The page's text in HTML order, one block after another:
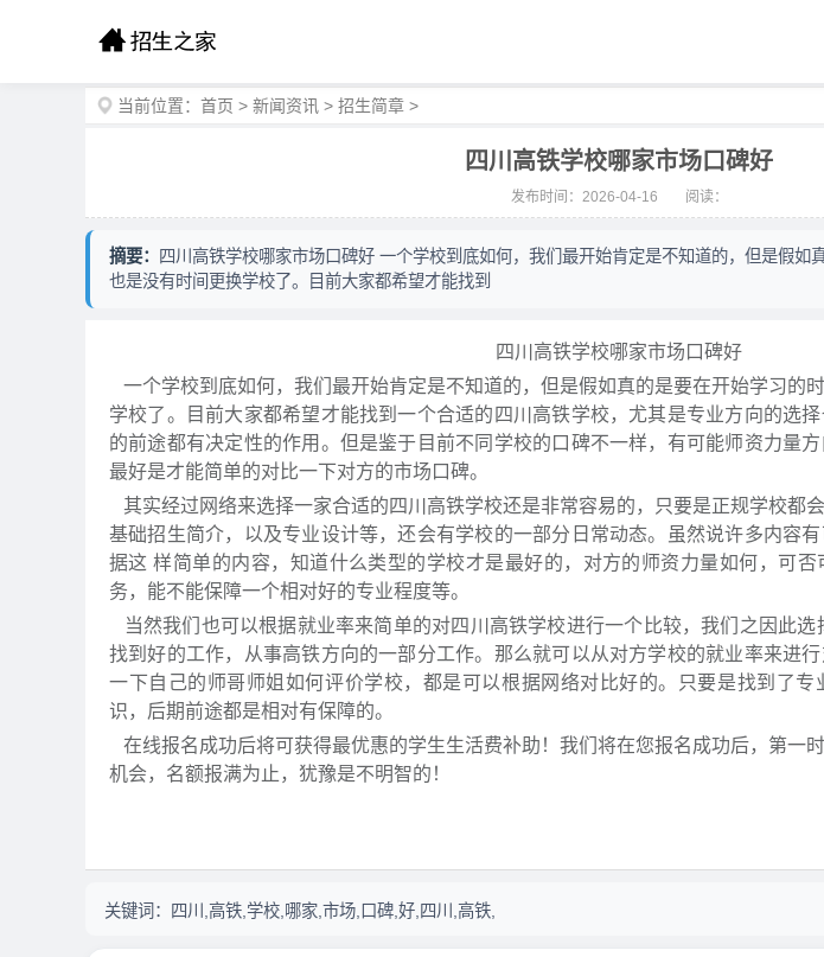
当前位置： 首页 > 新闻资讯 > 招生简章 >
四川高铁学校哪家市场口碑好
发布时间：2026-04-16 阅读：
摘要：
四川高铁学校哪家市场口碑好 一个学校到底如何，我们最开始肯定是不知道的，但是假如
也是没有时间更换学校了。目前大家都希望才能找到
四川高铁学校哪家市场口碑好
一个学校到底如何，我们最开始肯定是不知道的，但是假如真的是要在开始学习的
学校了。目前大家都希望才能找到一个合适的四川高铁学校，尤其是专业方向的选
的前途都有决定性的作用。但是鉴于目前不同学校的口碑不一样，有可能师资力量
最好是才能简单的对比一下对方的市场口碑。
其实经过网络来选择一家合适的四川高铁学校还是非常容易的，只要是正规学校都
基础招生简介，以及专业设计等，还会有学校的一部分日常动态。虽然说许多内容
据这 样简单的内容，知道什么类型的学校才是最好的，对方的师资力量如何，可
务，能不能保障一个相对好的专业程度等。
当然我们也可以根据就业率来简单的对四川高铁学校进行一个比较，我们之因此
找到好的工作，从事高铁方向的一部分工作。那么就可以从对方学校的就业率来进
一下自己的师哥师姐如何评价学校，都是可以根据网络对比好的。只要是找到了专
识，后期前途都是相对有保障的。
在线报名成功后将可获得最优惠的学生生活费补助！我们将在您报名成功后，第一
机会，名额报满为止，犹豫是不明智的！
关键词： 四川,高铁,学校,哪家,市场,口碑,好,四川,高铁,